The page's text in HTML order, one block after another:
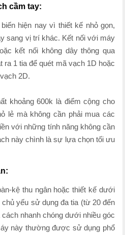
cầm tay:
hiện nay vì thiết kế nhỏ gọn,
sang vị trí khác. Kết nối với máy
kết nối không dây thông qua
ra 1 tia để quét mã vạch 1D hoặc
2D.
khoảng 600k là điểm cộng cho
lẻ mà không cần phải mua các
với những tính năng không cần
này chình là sự lựa chọn tối ưu
kệ thu ngân hoặc thiết kế dưới
yếu sử dụng đa tia (từ 20 đến
nhanh chóng dưới nhiều góc
này thường được sử dụng phổ